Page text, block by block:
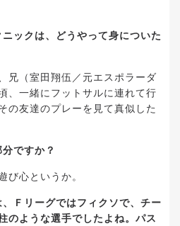
ックは、どうやって身についた
兄（室田翔伍／元エスポラーダ
、一緒にフットサルに連れて行
の友達のプレーを見て真似した
ですか？
心というか。
Ｆリーグではフィクソで、チー
のような選手でしたよね。パス